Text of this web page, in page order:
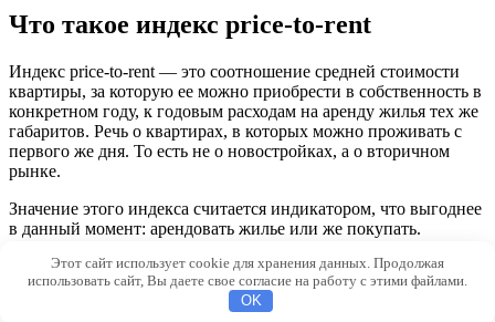
Что такое индекс price-to-rent
Индекс price-to-rent — это соотношение средней стоимости
квартиры, за которую ее можно приобрести в собственность в
конкретном году, к годовым расходам на аренду жилья тех же
габаритов. Речь о квартирах, в которых можно проживать с
первого же дня. То есть не о новостройках, а о вторичном
рынке.
Значение этого индекса считается индикатором, что выгоднее
в данный момент: арендовать жилье или же покупать.
© 2026 MudryeMysli.ru
Этот сайт использует cookie для хранения данных. Продолжая
использовать сайт, Вы даете свое согласие на работу с этими файлами.
OK